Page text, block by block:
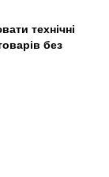
технічні
без